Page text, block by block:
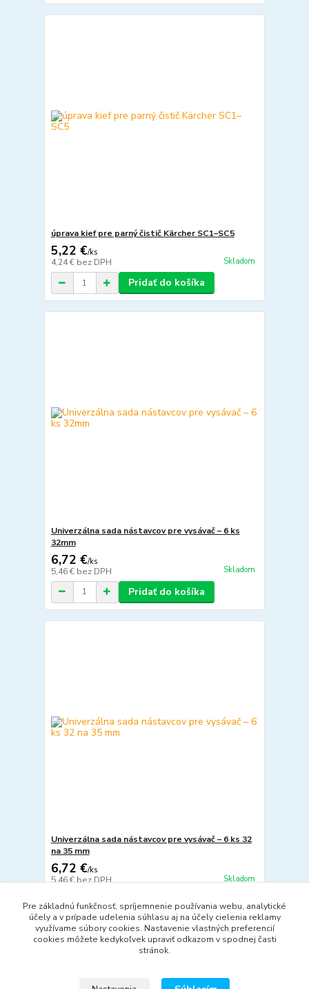
úprava kief pre parný čistič Kärcher SC1–SC5
5,22 €/ks
4,24 € bez DPH Skladom
Pridať do košíka
Univerzálna sada nástavcov pre vysávač – 6 ks
32mm
6,72 €/ks
5,46 € bez DPH Skladom
Pridať do košíka
Univerzálna sada nástavcov pre vysávač – 6 ks 32
na 35 mm
6,72 €/ks
5,46 €bez DPH Skladom
Pridať do košíka
strana
Pre základnú funkčnosť, spríjemnenie používania webu, analytické
účely a v prípade udelenia súhlasu aj na účely cielenia reklamy
využívame súbory cookies. Nastavenie vlastných preferencií
cookies môžete kedykoľvek upraviť odkazom v spodnej časti
stránok.